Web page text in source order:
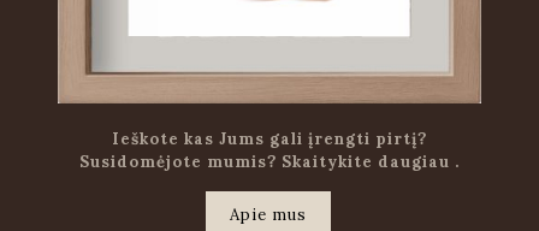
Ieškote kas Jums gali įrengti pirtį?
Susidomėjote mumis? Skaitykite daugiau .
Apie mus